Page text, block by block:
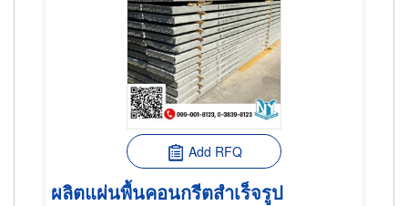
Add RFQ
ผลิตแผ่นพื้นคอนกรีตสำเร็จรูป